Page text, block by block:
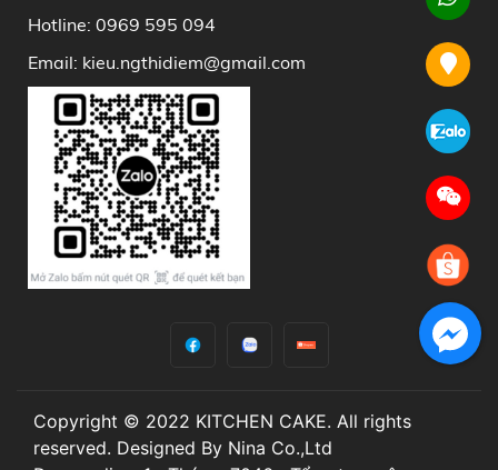
Hotline: 0969 595 094
Email: kieu.ngthidiem@gmail.com
Copyright © 2022 KITCHEN CAKE. All rights
reserved. Designed By Nina Co.,Ltd